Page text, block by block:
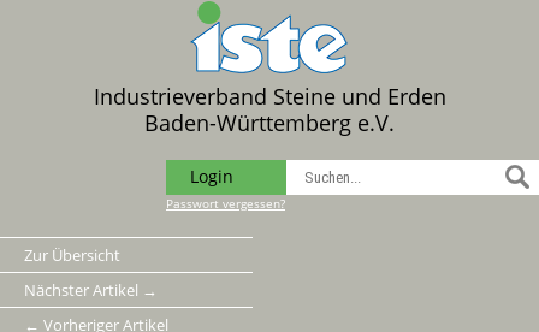
Industrieverband Steine und Erden
Baden-Württemberg e.V.
Login
Passwort vergessen?
Zur Übersicht
Nächster Artikel →
← Vorheriger Artikel